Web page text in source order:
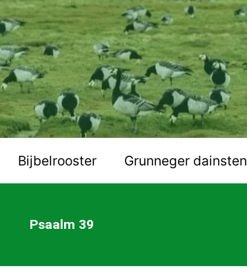
Bijbelrooster Grunneger dainsten
Psaalm 39